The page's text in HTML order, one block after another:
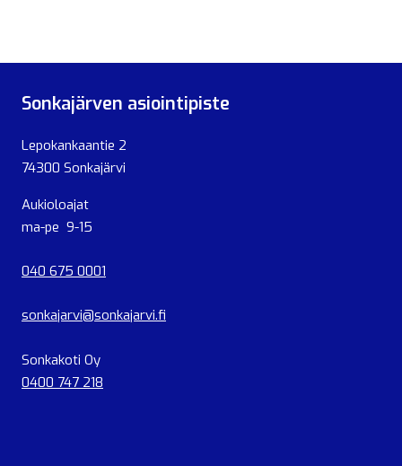
Sonkajärven asiointipiste
Lepokankaantie 2
74300 Sonkajärvi
Aukioloajat
ma-pe 9-15
040 675 0001
sonkajarvi@sonkajarvi.fi
Sonkakoti Oy
0400 747 218